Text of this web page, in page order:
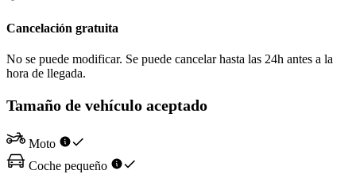
Cancelación gratuita
No se puede modificar. Se puede cancelar hasta las 24h antes a la
hora de llegada.
Tamaño de vehículo aceptado
Moto
Coche pequeño